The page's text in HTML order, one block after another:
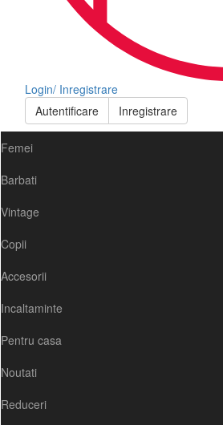
Login/ Inregistrare
Autentificare
Inregistrare
Femei
Barbati
Vintage
Copii
Accesorii
Incaltaminte
Pentru casa
Noutati
Reduceri